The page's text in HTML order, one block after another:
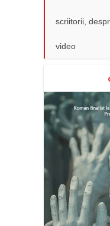
scriitorii,
video